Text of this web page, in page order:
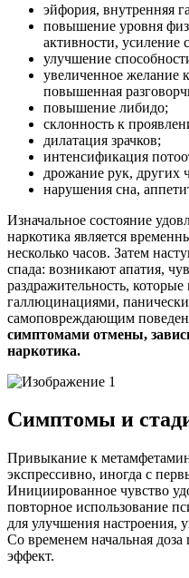
эйфория, внутренняя
повышение уровня
активности, усиление
улучшение
увеличенное желание
повышенная
повышение либидо;
склонность к
дилатация зрачков;
интенсификация
дрожание рук, других
нарушения сна,
Изначальное состояние
наркотика является
несколько часов. Затем
спада: возникают апатия,
раздражительность,
галлюцинациями,
самоповреждающим
симптомами отмены,
наркотика.
Симптомы и
Привыкание к
экспрессивно, иногда с
Инициированное чувство
повторное использование
для улучшения настроения,
Со временем начальная доза
эффект.